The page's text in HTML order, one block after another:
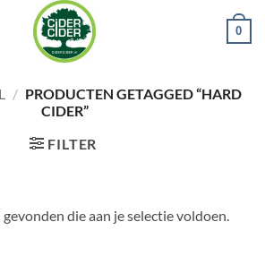
0
/ PRODUCTEN GETAGGED “HARD
CIDER”
FILTER
die aan je selectie voldoen.